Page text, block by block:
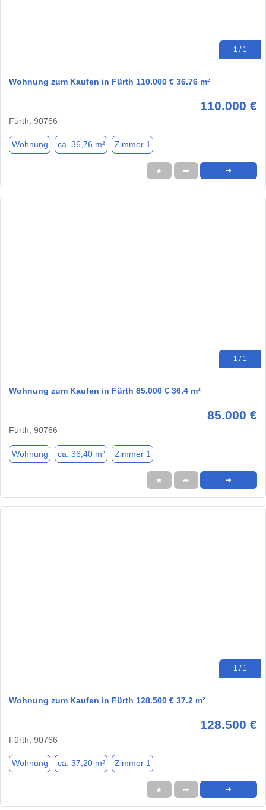
1 / 1
Wohnung zum Kaufen in Fürth 110.000 € 36.76 m²
110.000 €
Fürth, 90766
Wohnung ca. 36,76 m² Zimmer 1
★ ➦ ➜
1 / 1
Wohnung zum Kaufen in Fürth 85.000 € 36.4 m²
85.000 €
Fürth, 90766
Wohnung ca. 36,40 m² Zimmer 1
★ ➦ ➜
1 / 1
Wohnung zum Kaufen in Fürth 128.500 € 37.2 m²
128.500 €
Fürth, 90766
Wohnung ca. 37,20 m² Zimmer 1
★ ➦ ➜